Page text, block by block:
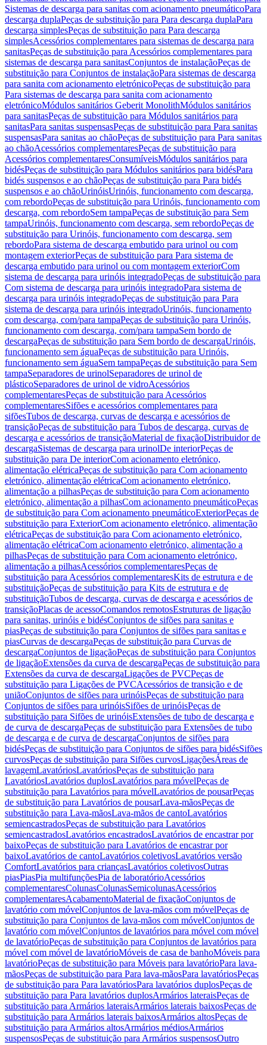
Sistemas de descarga para sanitas com acionamento pneumáticoPara
descarga duplaPeças de substituição para Para descarga duplaPara
descarga simplesPeças de substituição para Para descarga
simplesAcessórios complementares para sistemas de descarga para
sanitasPeças de substituição para Acessórios complementares para
sistemas de descarga para sanitasConjuntos de instalaçãoPeças de
substituição para Conjuntos de instalaçãoPara sistemas de descarga
para sanita com acionamento eletrónicoPeças de substituição para
Para sistemas de descarga para sanita com acionamento
eletrónicoMódulos sanitários Geberit MonolithMódulos sanitários
para sanitasPeças de substituição para Módulos sanitários para
sanitasPara sanitas suspensasPeças de substituição para Para sanitas
suspensasPara sanitas ao chãoPeças de substituição para Para sanitas
ao chãoAcessórios complementaresPeças de substituição para
Acessórios complementaresConsumíveisMódulos sanitários para
bidésPeças de substituição para Módulos sanitários para bidésPara
bidés suspensos e ao chãoPeças de substituição para Para bidés
suspensos e ao chãoUrinóisUrinóis, funcionamento com descarga,
com rebordoPeças de substituição para Urinóis, funcionamento com
descarga, com rebordoSem tampaPeças de substituição para Sem
tampaUrinóis, funcionamento com descarga, sem rebordoPeças de
substituição para Urinóis, funcionamento com descarga, sem
rebordoPara sistema de descarga embutido para urinol ou com
montagem exteriorPeças de substituição para Para sistema de
descarga embutido para urinol ou com montagem exteriorCom
sistema de descarga para urinóis integradoPeças de substituição para
Com sistema de descarga para urinóis integradoPara sistema de
descarga para urinóis integradoPeças de substituição para Para
sistema de descarga para urinóis integradoUrinóis, funcionamento
com descarga, com/para tampaPeças de substituição para Urinóis,
funcionamento com descarga, com/para tampaSem bordo de
descargaPeças de substituição para Sem bordo de descargaUrinóis,
funcionamento sem águaPeças de substituição para Urinóis,
funcionamento sem águaSem tampaPeças de substituição para Sem
tampaSeparadores de urinolSeparadores de urinol de
plásticoSeparadores de urinol de vidroAcessórios
complementaresPeças de substituição para Acessórios
complementaresSifões e acessórios complementares para
sifõesTubos de descarga, curvas de descarga e acessórios de
transiçãoPeças de substituição para Tubos de descarga, curvas de
descarga e acessórios de transiçãoMaterial de fixaçãoDistribuidor de
descargaSistemas de descarga para urinolDe interiorPeças de
substituição para De interiorCom acionamento eletrónico,
alimentação elétricaPeças de substituição para Com acionamento
eletrónico, alimentação elétricaCom acionamento eletrónico,
alimentação a pilhasPeças de substituição para Com acionamento
eletrónico, alimentação a pilhasCom acionamento pneumáticoPeças
de substituição para Com acionamento pneumáticoExteriorPeças de
substituição para ExteriorCom acionamento eletrónico, alimentação
elétricaPeças de substituição para Com acionamento eletrónico,
alimentação elétricaCom acionamento eletrónico, alimentação a
pilhasPeças de substituição para Com acionamento eletrónico,
alimentação a pilhasAcessórios complementaresPeças de
substituição para Acessórios complementaresKits de estrutura e de
substituiçãoPeças de substituição para Kits de estrutura e de
substituiçãoTubos de descarga, curvas de descarga e acessórios de
transiçãoPlacas de acessoComandos remotosEstruturas de ligação
para sanitas, urinóis e bidésConjuntos de sifões para sanitas e
piasPeças de substituição para Conjuntos de sifões para sanitas e
piasCurvas de descargaPeças de substituição para Curvas de
descargaConjuntos de ligaçãoPeças de substituição para Conjuntos
de ligaçãoExtensões da curva de descargaPeças de substituição para
Extensões da curva de descargaLigações de PVCPeças de
substituição para Ligações de PVCAcessórios de transição e de
uniãoConjuntos de sifões para urinóisPeças de substituição para
Conjuntos de sifões para urinóisSifões de urinóisPeças de
substituição para Sifões de urinóisExtensões de tubo de descarga e
de curva de descargaPeças de substituição para Extensões de tubo
de descarga e de curva de descargaConjuntos de sifões para
bidésPeças de substituição para Conjuntos de sifões para bidésSifões
curvosPeças de substituição para Sifões curvosLigaçõesÁreas de
lavagemLavatóriosLavatóriosPeças de substituição para
LavatóriosLavatórios duplosLavatórios para móvelPeças de
substituição para Lavatórios para móvelLavatórios de pousarPeças
de substituição para Lavatórios de pousarLava-mãosPeças de
substituição para Lava-mãosLava-mãos de cantoLavatórios
semiencastradosPeças de substituição para Lavatórios
semiencastradosLavatórios encastradosLavatórios de encastrar por
baixoPeças de substituição para Lavatórios de encastrar por
baixoLavatórios de cantoLavatórios coletivosLavatórios versão
ComfortLavatórios para criançasLavatórios coletivosOutras
piasPiasPia multifunçõesPia de laboratórioAcessórios
complementaresColunasColunasSemicolunasAcessórios
complementaresAcabamentoMaterial de fixaçãoConjuntos de
lavatório com móvelConjuntos de lava-mãos com móvelPeças de
substituição para Conjuntos de lava-mãos com móvelConjuntos de
lavatório com móvelConjuntos de lavatórios para móvel com móvel
de lavatórioPeças de substituição para Conjuntos de lavatórios para
móvel com móvel de lavatórioMóveis de casa de banhoMóveis para
lavatórioPeças de substituição para Móveis para lavatórioPara lava-
mãosPeças de substituição para Para lava-mãosPara lavatóriosPeças
de substituição para Para lavatóriosPara lavatórios duplosPeças de
substituição para Para lavatórios duplosArmários lateraisPeças de
substituição para Armários lateraisArmários laterais baixosPeças de
substituição para Armários laterais baixosArmários altosPeças de
substituição para Armários altosArmários médiosArmários
suspensosPeças de substituição para Armários suspensosOutro